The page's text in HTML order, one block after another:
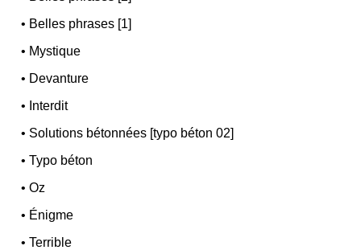
• Belles phrases [1]
• Mystique
• Devanture
• Interdit
• Solutions bétonnées [typo béton 02]
•Typo béton
•Oz
• Énigme
•Terrible